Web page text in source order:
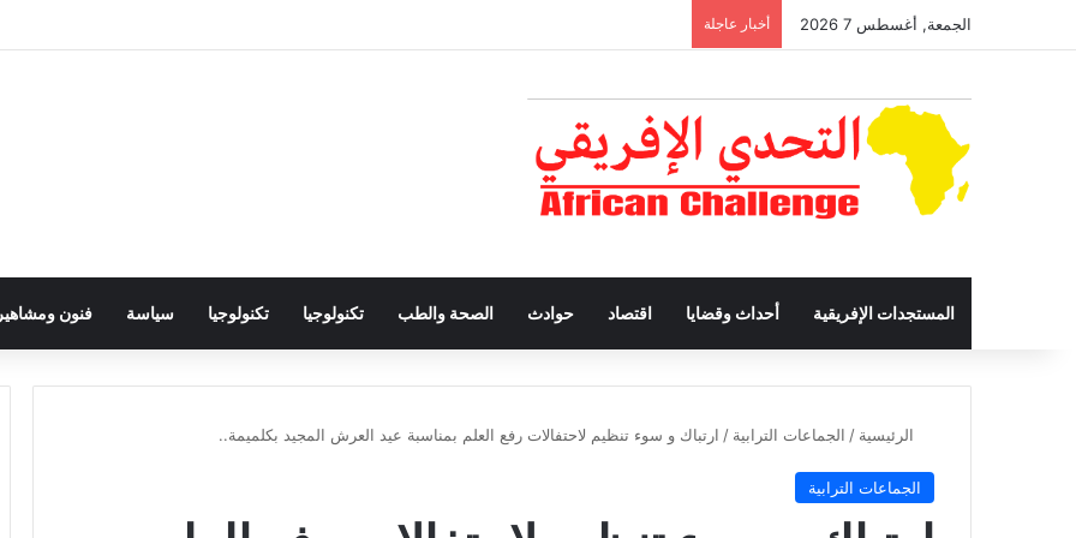
الجمعة, أغسطس 7 2026 أخبار عاجلة
المستجدات الإفريقية أحداث وقضايا اقتصاد حوادث الصحة والطب تكنولوجيا تكنولوجيا سياسة فنون ومشاهير
الرئيسية / الجماعات الترابية / ارتباك و سوء تنظيم لاحتفالات رفع العلم بمناسبة عيد العرش المجيد بكلميمة..
الجماعات الترابية